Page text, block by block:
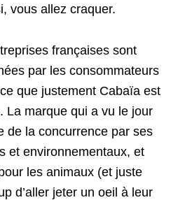
vous allez craquer.
françaises sont
par les consommateurs
que justement Cabaïa est
La marque qui a vu le jour
de la concurrence par ses
et environnementaux, et
les animaux (et juste
d’aller jeter un oeil à leur